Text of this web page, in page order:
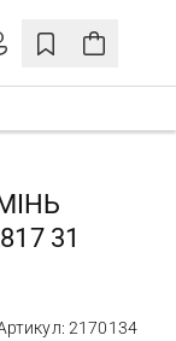
31
2170134